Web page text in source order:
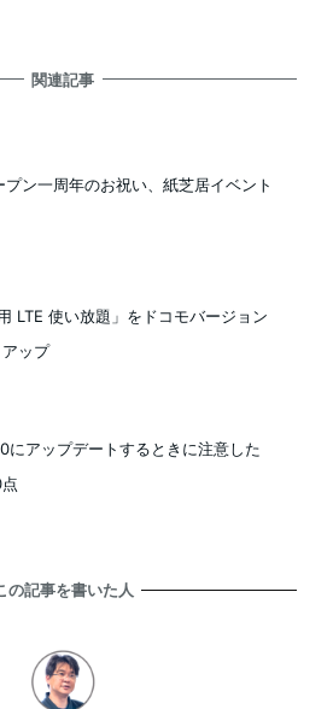
関連記事
ン一周年のお祝い、紙芝居イベント
LTE 使い放題」をドコモバージョン
ップ
にアップデートするときに注意した
の記事を書いた人